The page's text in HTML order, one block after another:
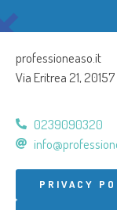
professioneaso.it
Via Eritrea 21,
0239090320
PRIVACY